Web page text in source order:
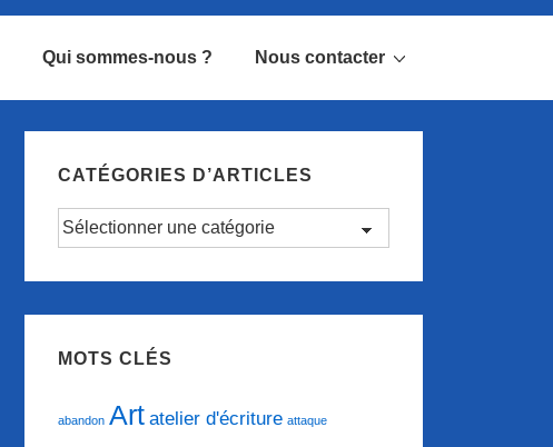
Qui sommes-nous ? Nous contacter
CATÉGORIES D’ARTICLES
Catégories
MOTS CLÉS
abandon Art atelier d'écriture attaque